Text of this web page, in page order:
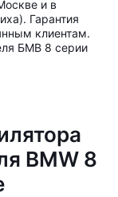
и в
Гарантия
клиентам.
БМВ 8 серии
BMW 8